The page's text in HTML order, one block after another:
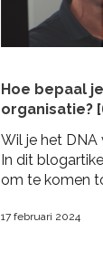
Hoe bepaal
organisatie?
Wil je het DNA
In dit
om te komen
17 februari 2024